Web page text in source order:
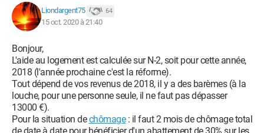
Liondargent75 64
15 oct. 2020 à 21:40
Bonjour,
L'aide au logement est calculée sur N-2, soit pour cette année,
2018 (l'année prochaine c'est la réforme).
Tout dépend de vos revenus de 2018, il y a des barèmes (à la
louche, pour une personne seule, il ne faut pas dépasser
13000 €).
Pour la situation dechômage: il faut 2 mois de chômage total